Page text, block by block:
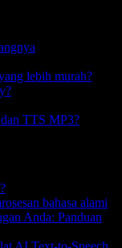
lebih murah?
TTS MP3?
bahasa alami
Anda: Panduan